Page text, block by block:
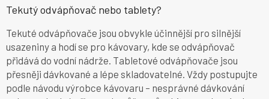
Tekutý odvápňovač nebo tablety?
Tekuté odvápňovače jsou obvykle účinnější pro silnější
usazeniny a hodí se pro kávovary, kde se odvápňovač
přidává do vodní nádrže. Tabletové odvápňovače jsou
přesněji dávkované a lépe skladovatelné. Vždy postupujte
podle návodu výrobce kávovaru – nesprávné dávkování